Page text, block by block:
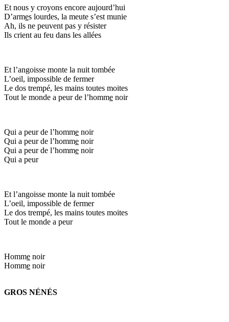
Et nous y croyons encore aujourd’hui
D’armes lourdes, la meute s’est munie
Ah, ils ne peuvent pas y résister
Ils crient au feu dans les allées
Et l’angoisse monte la nuit tombée
L’oeil, impossible de fermer
Le dos trempé, les mains toutes moites
Tout le monde a peur de l’homme noir
Qui a peur de l’homme noir
Qui a peur de l’homme noir
Qui a peur de l’homme noir
Qui a peur
Et l’angoisse monte la nuit tombée
L’oeil, impossible de fermer
Le dos trempé, les mains toutes moites
Tout le monde a peur
Homme noir
Homme noir
GROS NÉNÉS